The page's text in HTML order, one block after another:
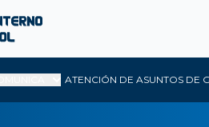
ATENCIÓN DE ASUNTOS DE